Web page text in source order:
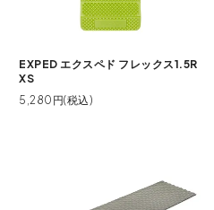
EXPED エクスペド フレックス1.5R
XS
5,280円(税込)